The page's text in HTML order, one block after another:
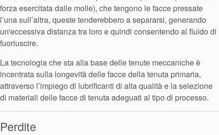
forza esercitata dalle molle), che tengono le facce pressate
l’una sull’altra, queste tenderebbero a separarsi, generando
un'eccessiva distanza tra loro e quindi consentendo al fluido di
fuoriuscire.
La tecnologia che sta alla base delle tenute meccaniche è
incentrata sulla longevità delle facce della tenuta primaria,
attraverso l’impiego di lubrificanti di alta qualità e la selezione
di materiali delle facce di tenuta adeguati al tipo di processo.
Perdite